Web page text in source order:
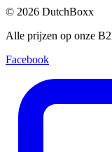
© 2026 DutchBoxx
Alle prijzen op onze
Facebook